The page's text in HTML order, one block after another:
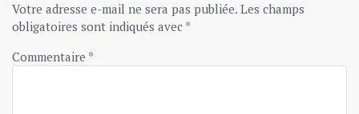
Votre adresse e-mail ne sera pas publiée. Les champs
obligatoires sont indiqués avec *
Commentaire *